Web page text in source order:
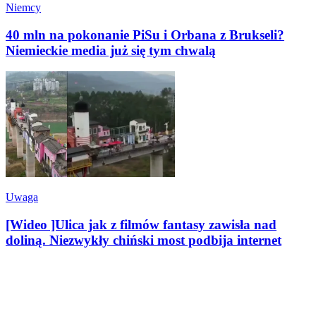
Niemcy
40 mln na pokonanie PiSu i Orbana z Brukseli?
Niemieckie media już się tym chwalą
Uwaga
[Wideo ]Ulica jak z filmów fantasy zawisła nad
doliną. Niezwykły chiński most podbija internet